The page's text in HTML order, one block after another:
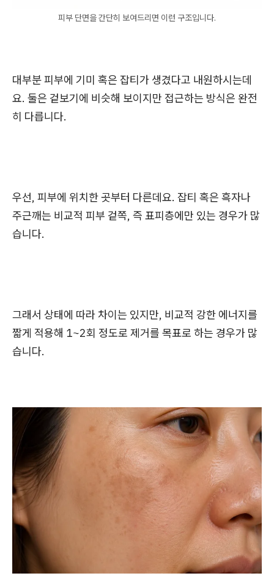
피부 단면을 간단히 보여드리면 이런 구조입니다.
대부분 피부에 기미 혹은 잡티가 생겼다고 내원하시는데
요. 둘은 겉보기에 비슷해 보이지만 접근하는 방식은 완전
히 다릅니다.
우선, 피부에 위치한 곳부터 다른데요. 잡티 혹은 흑자나
주근깨는 비교적 피부 겉쪽, 즉 표피층에만 있는 경우가 많
습니다.
그래서 상태에 따라 차이는 있지만, 비교적 강한 에너지를
짧게 적용해 1~2회 정도로 제거를 목표로 하는 경우가 많
습니다.